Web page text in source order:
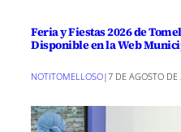
Feria y Fiestas 2026 de
Disponible en la Web
NOTITOMELLOSO|7 DE AGOSTO DE